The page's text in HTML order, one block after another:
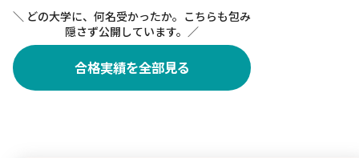
＼ どの大学に、何名受かったか。こちらも包み
隠さず公開しています。／
合格実績を全部見る